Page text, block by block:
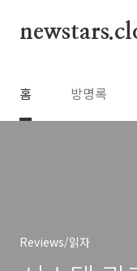
홈 방명록
Reviews/읽자